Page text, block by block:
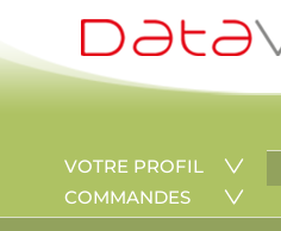
VOTRE PROFIL
COMMANDES